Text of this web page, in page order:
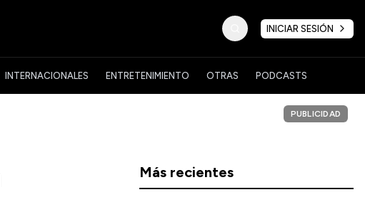
INICIAR SESIÓN
INTERNACIONALES ENTRETENIMIENTO OTRAS PODCASTS
PUBLICIDAD
Más recientes